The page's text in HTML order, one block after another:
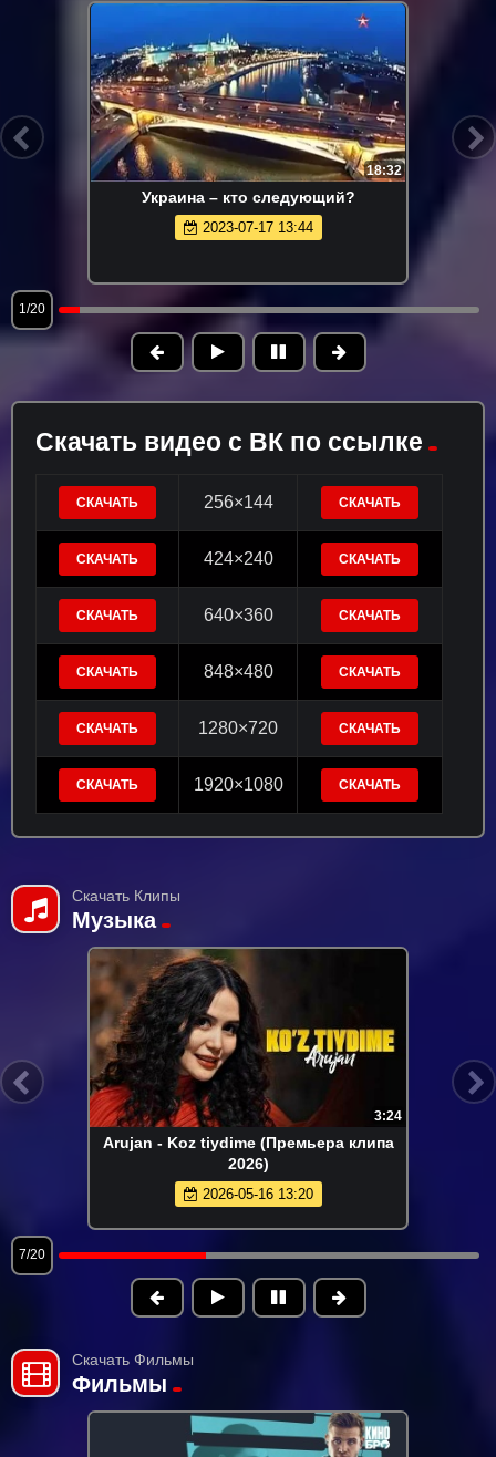
18:32
Украина – кто следующий?
2023-07-17 13:44
1/20
Скачать видео с ВК по ссылке
СКАЧАТЬ 256×144 СКАЧАТЬ
СКАЧАТЬ 424×240 СКАЧАТЬ
СКАЧАТЬ 640×360 СКАЧАТЬ
СКАЧАТЬ 848×480 СКАЧАТЬ
СКАЧАТЬ 1280×720 СКАЧАТЬ
СКАЧАТЬ 1920×1080 СКАЧАТЬ
Скачать Клипы
Музыка
3:24
Arujan - Koz tiydime (Премьера клипа
2026)
2026-05-16 13:20
7/20
Скачать Фильмы
Фильмы